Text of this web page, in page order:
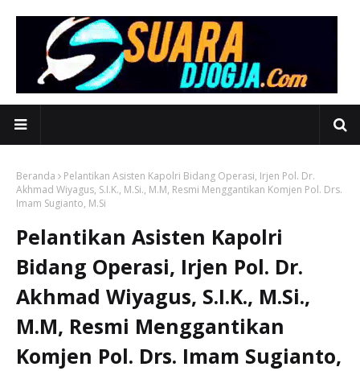
Beranda
Pelantikan Asisten Kapolri Bidang Operasi, Irjen Pol. Dr.
Akhmad Wiyagus, S.I.K., M.Si., M.M, Resmi Menggantikan Komjen Pol. Drs.
Imam Sugianto, M.Si
Pelantikan Asisten Kapolri
Bidang Operasi, Irjen Pol. Dr.
Akhmad Wiyagus, S.I.K., M.Si.,
M.M, Resmi Menggantikan
Komjen Pol. Drs. Imam Sugianto,